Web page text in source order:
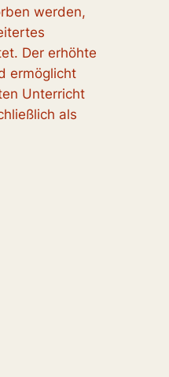
werden,
Der erhöhte
ermöglicht
Unterricht
als